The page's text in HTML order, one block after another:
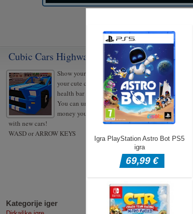
Cubic Cars Highway
Show your skills in the flowing traffic with
your cute cubic car! Pay attention to the
health bar and try to go as far as you can.
You can unlock new vehicles with the
money you earn and improve your record
with new cars!
WASD or ARROW KEYS
Kategorije iger